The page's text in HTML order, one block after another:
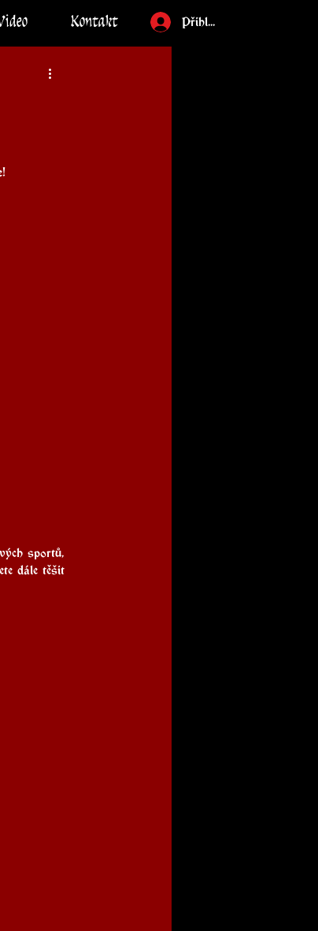
Kontakt Přihlásit
sportů,
dále těšit